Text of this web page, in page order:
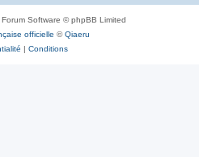
Software © phpBB Limited
officielle ©Qiaeru
| Conditions